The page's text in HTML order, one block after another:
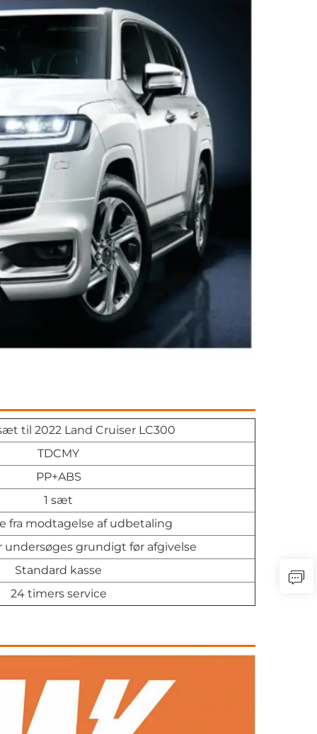
til 2022 Land Cruiser LC300
TDCMY
PP+ABS
1 sæt
fra modtagelse af udbetaling
undersøges grundigt før afgivelse
Standard kasse
24 timers service